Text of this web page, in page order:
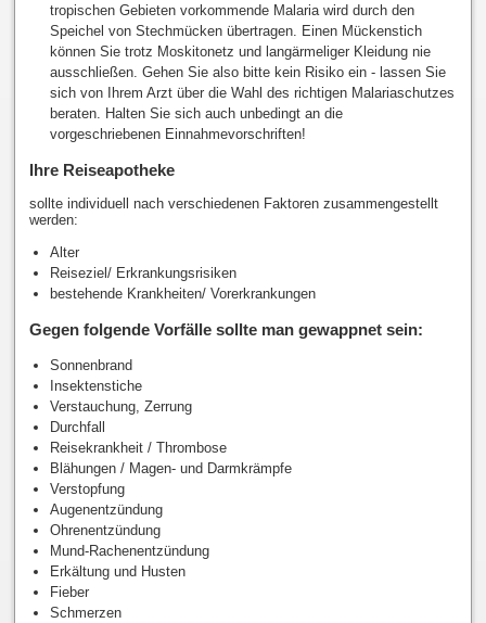
tropischen Gebieten vorkommende Malaria wird durch den
Speichel von Stechmücken übertragen. Einen Mückenstich
können Sie trotz Moskitonetz und langärmeliger Kleidung nie
ausschließen. Gehen Sie also bitte kein Risiko ein - lassen Sie
sich von Ihrem Arzt über die Wahl des richtigen Malariaschutzes
beraten. Halten Sie sich auch unbedingt an die
vorgeschriebenen Einnahmevorschriften!
Ihre Reiseapotheke
sollte individuell nach verschiedenen Faktoren zusammengestellt
werden:
Alter
Reiseziel/ Erkrankungsrisiken
bestehende Krankheiten/ Vorerkrankungen
Gegen folgende Vorfälle sollte man gewappnet sein:
Sonnenbrand
Insektenstiche
Verstauchung, Zerrung
Durchfall
Reisekrankheit / Thrombose
Blähungen / Magen- und Darmkrämpfe
Verstopfung
Augenentzündung
Ohrenentzündung
Mund-Rachenentzündung
Erkältung und Husten
Fieber
Schmerzen